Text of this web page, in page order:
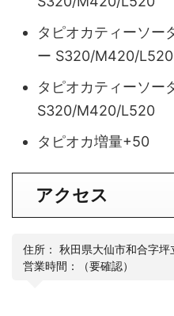
タピオカティーソー
ー S320/M420/L520
タピオカティーソー
S320/M420/L520
タピオカ増量+50
アクセス
住所： 秋田県大仙市和合字坪
営業時間：（要確認）